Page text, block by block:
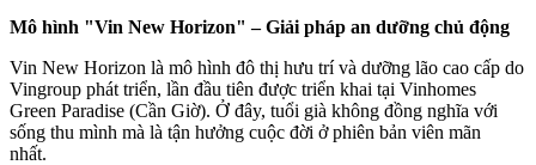
Mô hình "Vin New Horizon" – Giải pháp an dưỡng chủ động
Vin New Horizon là mô hình đô thị hưu trí và dưỡng lão cao cấp do
Vingroup phát triển, lần đầu tiên được triển khai tại Vinhomes
Green Paradise (Cần Giờ). Ở đây, tuổi già không đồng nghĩa với
sống thu mình mà là tận hưởng cuộc đời ở phiên bản viên mãn
nhất.